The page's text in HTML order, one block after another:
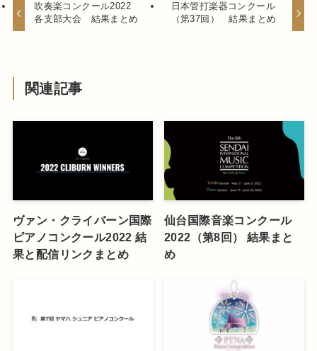
吹奏楽コンクール2022
各支部大会 結果まとめ
日本管打楽器コンクール
（第37回） 結果まとめ
関連記事
ヴァン・クライバーン国際
ピアノコンクール2022 結
果と配信リンクまとめ
仙台国際音楽コンクール
2022（第8回） 結果まと
め